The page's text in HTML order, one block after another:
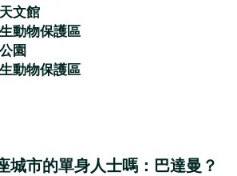
文館
動物保護區
園
動物保護區
城市的單身人士嗎：巴達曼？